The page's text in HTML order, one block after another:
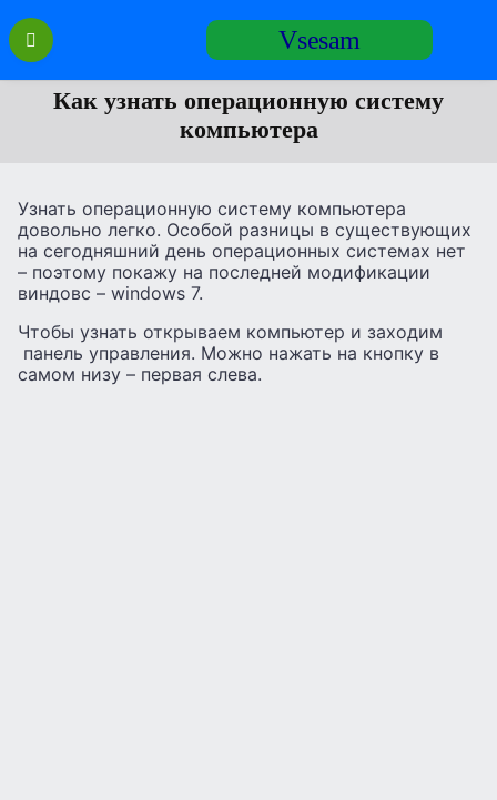
Перейти
содержанию
Vsesam
Как узнать операционную систему
компьютера
Узнать операционную систему компьютера
довольно легко. Особой разницы в существующих
на сегодняшний день операционных системах нет
– поэтому покажу на последней модификации
виндовс – windows 7.
Чтобы узнать открываем компьютер и заходим
панель управления. Можно нажать на кнопку в
самом низу – первая слева.